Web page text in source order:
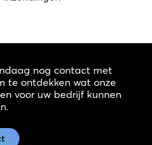
nog contact met
te ontdekken wat onze
voor uw bedrijf kunnen